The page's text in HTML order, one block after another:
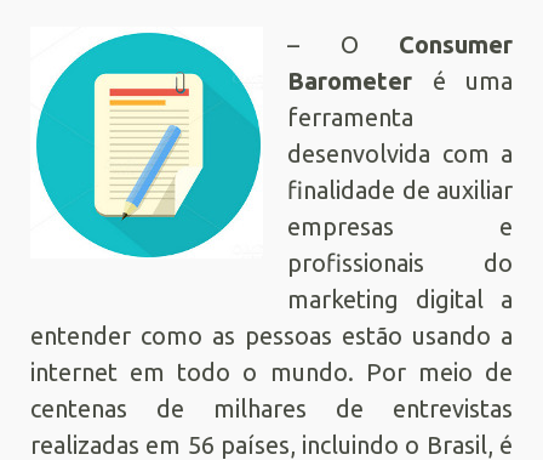
– O Consumer
Barometer é uma
ferramenta
desenvolvida com a
finalidade de auxiliar
empresas e
profissionais do
marketing digital a
entender como as pessoas estão usando a
internet em todo o mundo. Por meio de
centenas de milhares de entrevistas
realizadas em 56 países, incluindo o Brasil, é